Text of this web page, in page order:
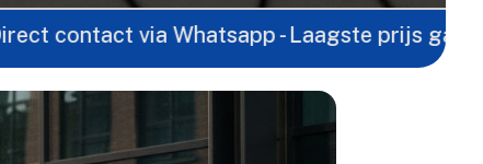
via Whatsapp - Laagste prijs garantie -